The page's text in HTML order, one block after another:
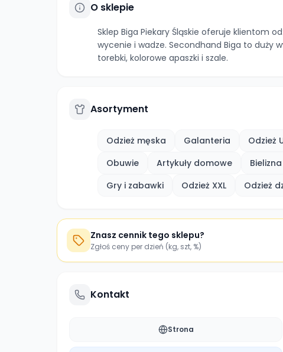
O sklepie
Sklep Biga Piekary Śląskie oferuje klientom
wycenie i wadze. Secondhand Biga to duży
torebki, kolorowe apaszki i szale.
Asortyment
Odzież męska Galanteria Odzież
Obuwie
Artykuły domowe
Gry i zabawki
Odzież XXL Odzież
Znasz cennik tego sklepu?
Zgłoś ceny per dzień (kg, szt, %)
Kontakt
Strona